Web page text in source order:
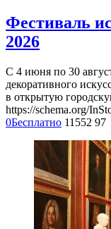
Фестиваль
2026
С 4 июня по 30
декоративного
в открытую
https://schema.org/
0Бесплатно 11552 97